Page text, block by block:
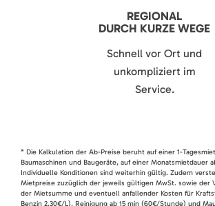
REGIONAL
DURCH KURZE WEGE
Schnell vor Ort und
unkompliziert im
Service.
* Die Kalkulation der Ab-Preise beruht auf einer 1-
Baumaschinen und Baugeräte, auf einer Monatsmietdauer
Individuelle Konditionen sind weiterhin gültig. Zudem
Mietpreise zuzüglich der jeweils gültigen MwSt. sowie der
der Mietsumme und eventuell anfallender Kosten für
Benzin 2,30€/L), Reinigung ab 15 min (60€/Stunde) und